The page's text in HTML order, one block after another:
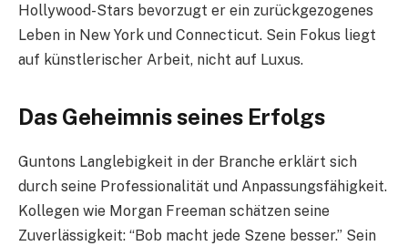
Hollywood-Stars bevorzugt er ein zurückgezogenes
Leben in New York und Connecticut. Sein Fokus liegt
auf künstlerischer Arbeit, nicht auf Luxus.
Das Geheimnis seines Erfolgs
Guntons Langlebigkeit in der Branche erklärt sich
durch seine Professionalität und Anpassungsfähigkeit.
Kollegen wie Morgan Freeman schätzen seine
Zuverlässigkeit: “Bob macht jede Szene besser.” Sein